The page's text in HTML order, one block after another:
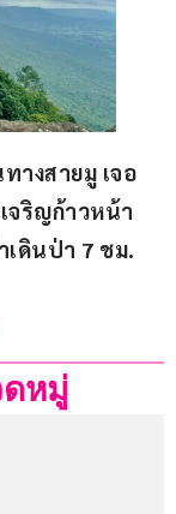
างสายมู เจอ
จริญก้าวหน้า
เดินป่า 7 ชม.
หมู่